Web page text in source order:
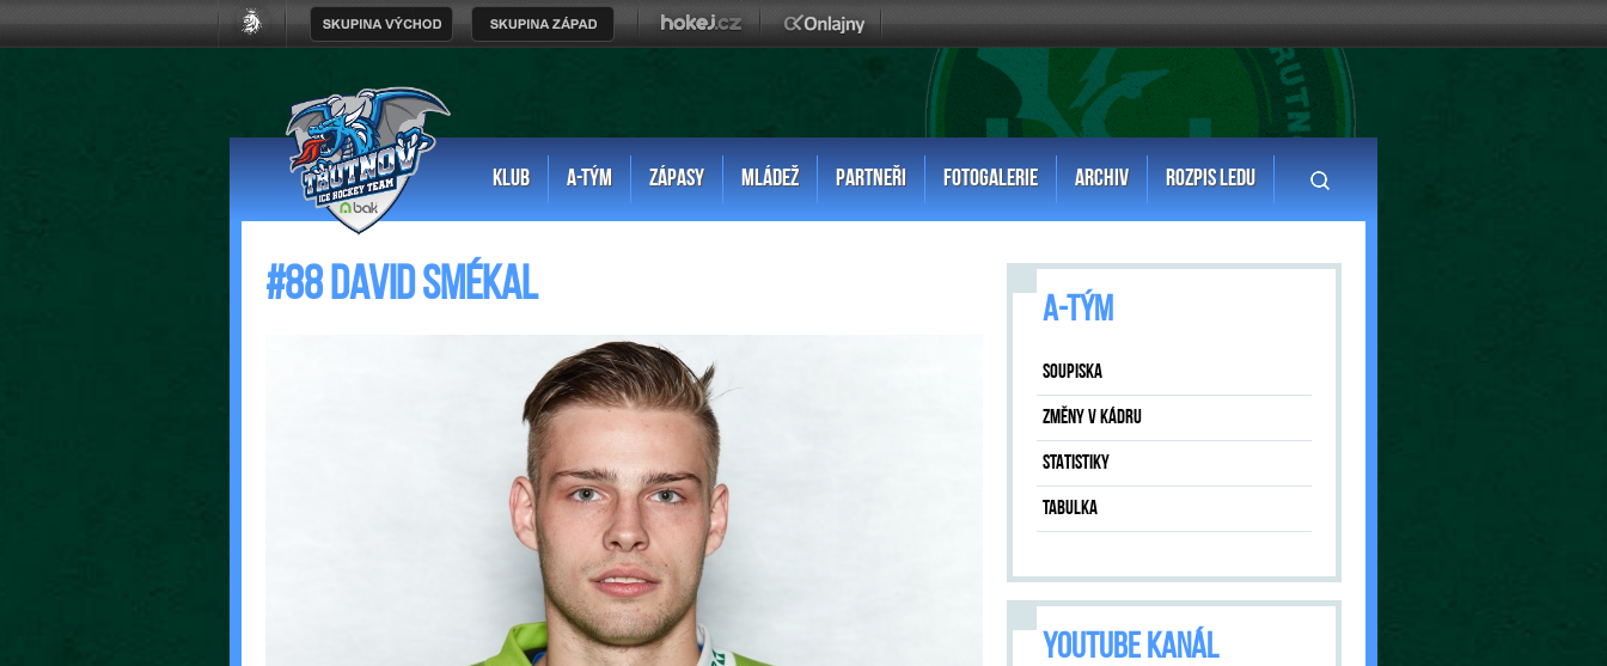
KLUB A-TÝM ZÁPASY MLÁDEŽ PARTNEŘI FOTOGALERIE ARCHIV ROZPIS LEDU
#88 David Smékal
A-TÝM
SOUPISKA
ZMĚNY V KÁDRU
STATISTIKY
TABULKA
YOUTUBE KANÁL